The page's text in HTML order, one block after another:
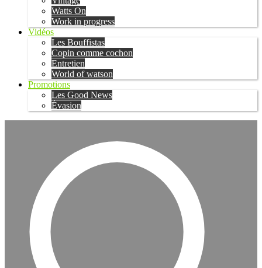
Watts On
Work in progress
Vidéos
Les Bouffistas
Copin comme cochon
Entretien
World of watson
Promotions
Les Good News
Évasion